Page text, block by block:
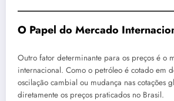
O Papel do Mercado
Outro fator determinante para os preços é o
internacional. Como o petróleo é cotado em
oscilação cambial ou mudança nas cotações
diretamente os preços praticados no Brasil.